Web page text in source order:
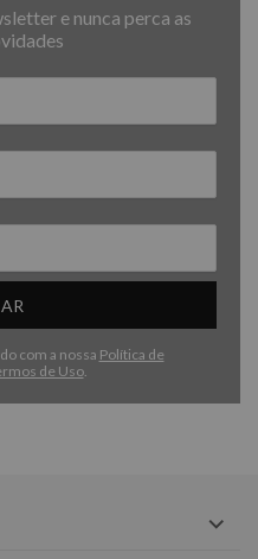
e nunca perca as
com a nossa Política de
de Uso.